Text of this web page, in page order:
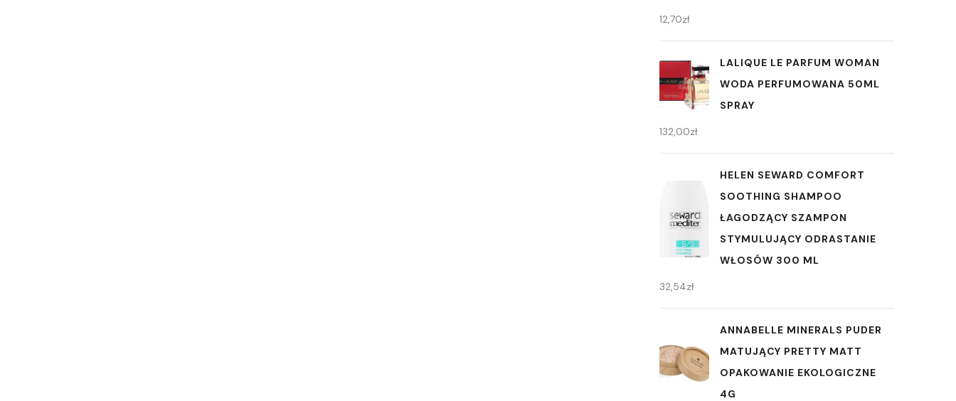
12,70zł
LALIQUE LE PARFUM WOMAN
WODA PERFUMOWANA 50ML
SPRAY
132,00zł
HELEN SEWARD COMFORT
SOOTHING SHAMPOO
ŁAGODZĄCY SZAMPON
STYMULUJĄCY ODRASTANIE
WŁOSÓW 300 ML
32,54zł
ANNABELLE MINERALS PUDER
MATUJĄCY PRETTY MATT
OPAKOWANIE EKOLOGICZNE
4G